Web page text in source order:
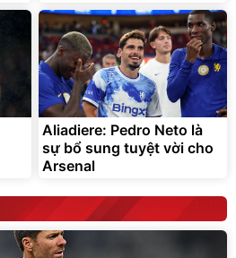
Aliadiere: Pedro Neto là
sự bổ sung tuyệt vời cho
Arsenal